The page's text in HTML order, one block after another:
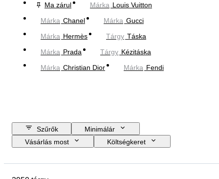
Ma zárul
Márka Louis Vuitton
Márka Chanel Márka Gucci
Márka Hermès Tárgy Táska
Márka Prada Tárgy Kézitáska
Márka Christian Dior Márka Fendi
Szűrők
Minimálár
Vásárlás most
Költségkeret